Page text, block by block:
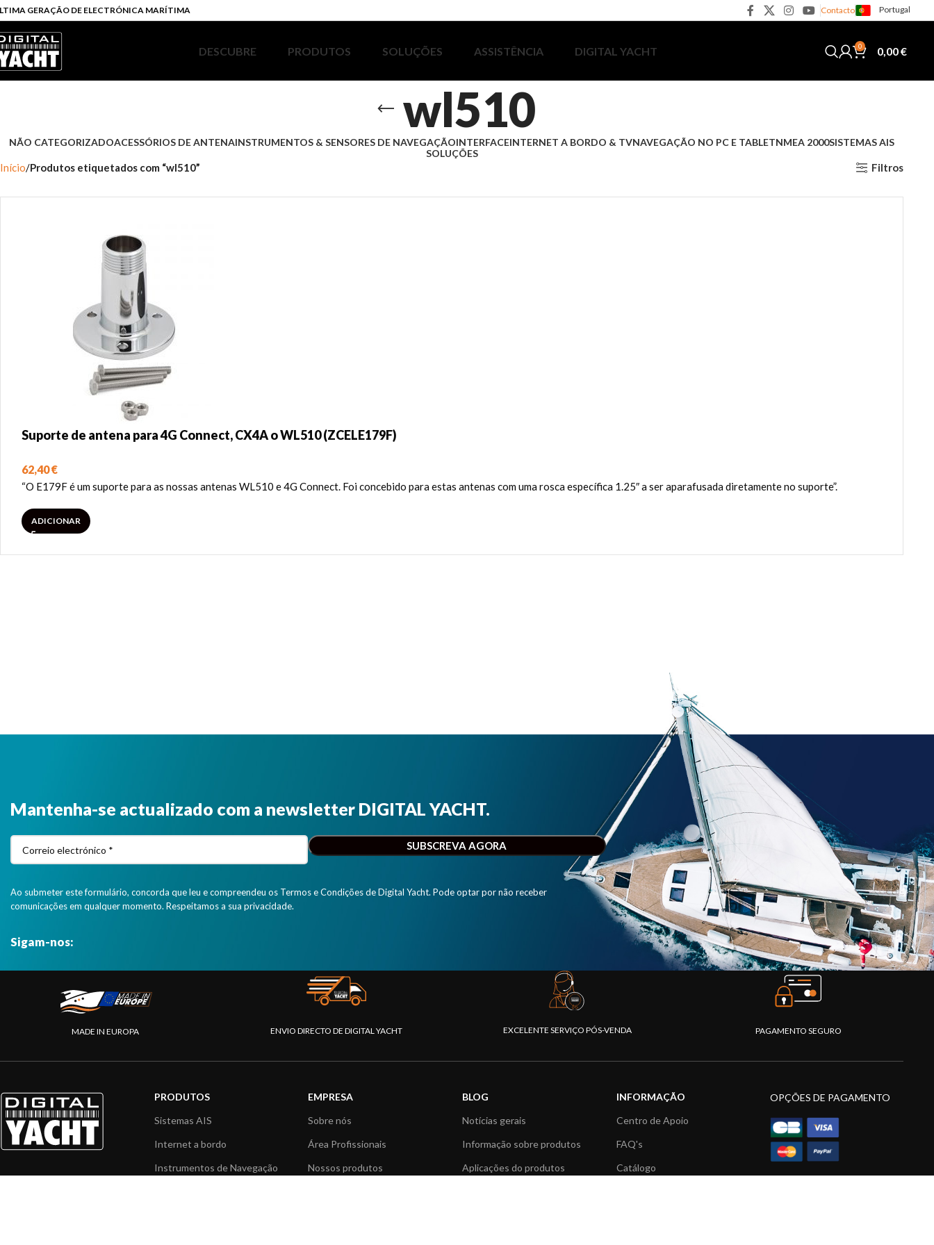
GERAÇÃO DE ELECTRÓNICA MARÍTIMA Contacto Portugal
DESCUBRE PRODUTOS SOLUÇÕES ASSISTÊNCIA DIGITAL YACHT 0 0,00€
wl510
NÃO CATEGORIZADOACESSÓRIOS DE ANTENAINSTRUMENTOS & SENSORES DE NAVEGAÇÃOINTERFACEINTERNET A BORDO & TVNAVEGAÇÃO NO PC E TABLETNMEA 2000SISTEMAS AIS
SOLUÇÕES
Início Produtos etiquetados com “wl510” Filtros
Suporte de antena para 4G Connect, CX4A o WL510 (ZCELE179F)
62,40€
“O E179F é um suporte para as nossas antenas WL510 e 4G Connect. Foi concebido para estas antenas com uma rosca específica 1.25″ a ser aparafusada diretamente no suporte”.
ADICIONAR
Mantenha-se actualizado com a newsletter DIGITAL YACHT.
Ao submeter este formulário, concorda que leu e compreendeu os Termos e Condições de Digital Yacht. Pode optar por não receber
comunicações em qualquer momento. Respeitamos a sua privacidade.
Sigam-nos:
MADE IN EUROPA ENVIO DIRECTO DE DIGITAL YACHT EXCELENTE SERVIÇO PÓS-VENDA PAGAMENTO SEGURO
PRODUTOS
Sistemas AIS
Internet a bordo
Instrumentos de Navegação
EMPRESA
Sobre nós
Área Profissionais
Nossos produtos
BLOG
Notícias gerais
Informação sobre produtos
Aplicações do produtos
INFORMAÇÃO
Centro de Apoio
FAQ's
Catálogo
OPÇÕES DE PAGAMENTO